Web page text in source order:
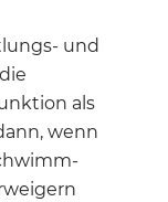
und
als
wenn